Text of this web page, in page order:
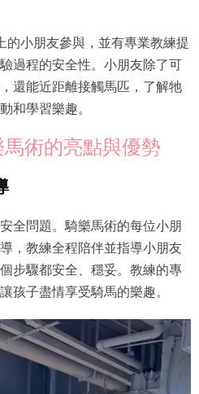
的小朋友參與，並有專業教練提
過程的安全性。小朋友除了可
還能近距離接觸馬匹，了解牠
和學習樂趣。
術的亮點與優勢
全問題。騎樂馬術的每位小朋
，教練全程陪伴並指導小朋友
步驟都安全、穩妥。教練的專
孩子盡情享受騎馬的樂趣。